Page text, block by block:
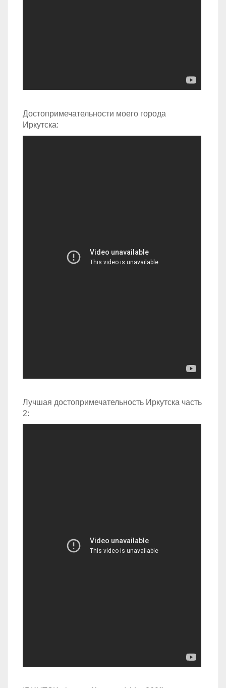
Достопримечательности моего города
Иркутска:
Лучшая достопримечательность Иркутска часть
2: